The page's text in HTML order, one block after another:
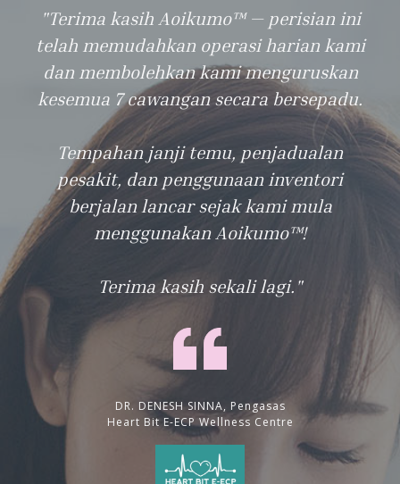
"Terima kasih Aoikumo™ — perisian ini
telah memudahkan operasi harian kami
dan membolehkan kami menguruskan
kesemua 7 cawangan secara bersepadu.
Tempahan janji temu, penjadualan
pesakit, dan penggunaan inventori
berjalan lancar sejak kami mula
menggunakan Aoikumo™!
Terima kasih sekali lagi."
DR. DENESH SINNA, Pengasas
Heart Bit E-ECP Wellness Centre